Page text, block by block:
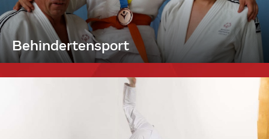
Behindertensport